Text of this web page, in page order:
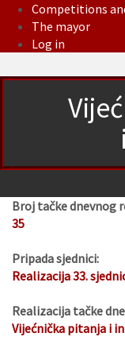
Competitions
The mayor
Log in
Broj tačke dnevnog
35
Pripada sjednici:
Realizacija 33.
Realizacija tačke
Vijećnička pitanja i